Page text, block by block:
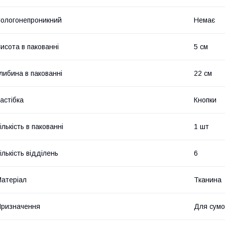
Немає
в пакованні 5 см
в пакованні 22 см
Кнопки
в пакованні 1 шт
відділень 6
Тканина
Для